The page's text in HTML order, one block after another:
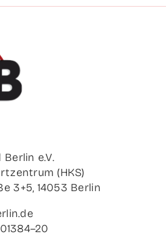
e.V.
(HKS)
3+5, 14053 Berlin